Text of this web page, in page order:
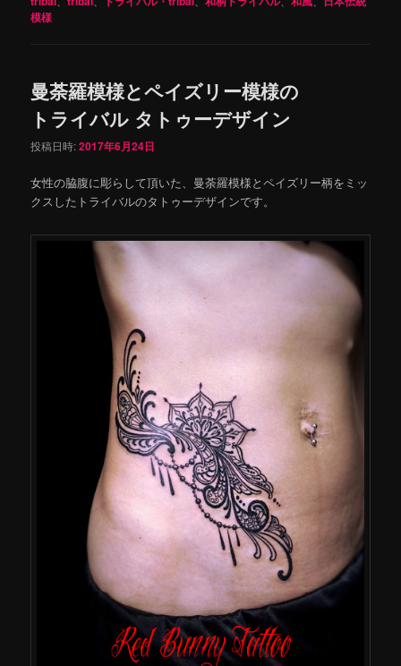
模様
曼荼羅模様とペイズリー模様の
トライバル タトゥーデザイン
投稿日時:2017年6月24日
女性の脇腹に彫らして頂いた、曼荼羅模様とペイズリー柄をミッ
クスしたトライバルのタトゥーデザインです。